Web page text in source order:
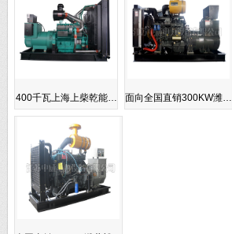
400千瓦上海上柴乾能… 面向全国直销300KW潍…